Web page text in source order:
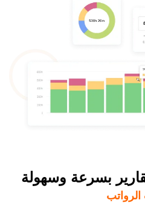
بسرعة وسهولة